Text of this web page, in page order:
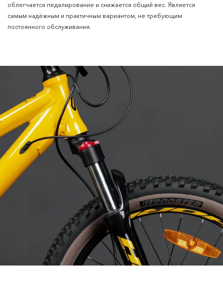
облегчается педалирование и снижается общий вес. Является
самым надёжным и практичным вариантом, не требующим
постоянного обслуживания.